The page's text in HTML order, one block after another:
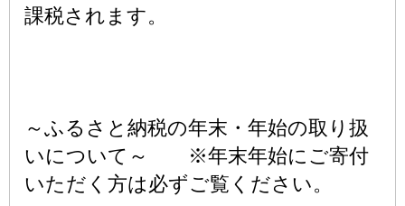
課税されます。
～ふるさと納税の年末・年始の取り扱
いについて～ ※年末年始にご寄付
いただく方は必ずご覧ください。